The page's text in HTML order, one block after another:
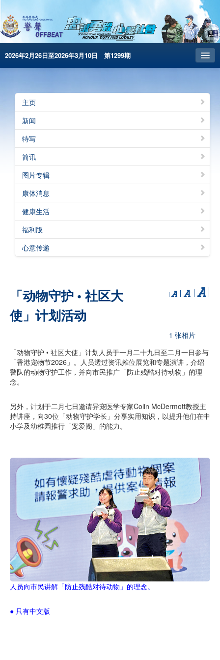
2026年2月26日至2026年3月10日 第1299期
昔日警声
警务处主页
繁體版
English
电子书版
警声特刊
主页
新闻
特写
简讯
图片专辑
康体消息
健康生活
福利版
心意传递
「动物守护 • 社区大
使」计划活动
1 张相片
「动物守护 • 社区大使」计划人员于一月二十九日至二月一日参与
「香港宠物节2026」。人员透过资讯摊位展览和专题演讲，介绍
警队的动物守护工作，并向市民推广「防止残酷对待动物」的理
念。
另外，计划于二月七日邀请异宠医学专家Colin McDermott教授主
持讲座，向30位「动物守护学长」分享实用知识，以提升他们在中
小学及幼稚园推行「宠爱阁」的能力。
人员向市民讲解「防止残酷对待动物」的理念。
● 只有中文版